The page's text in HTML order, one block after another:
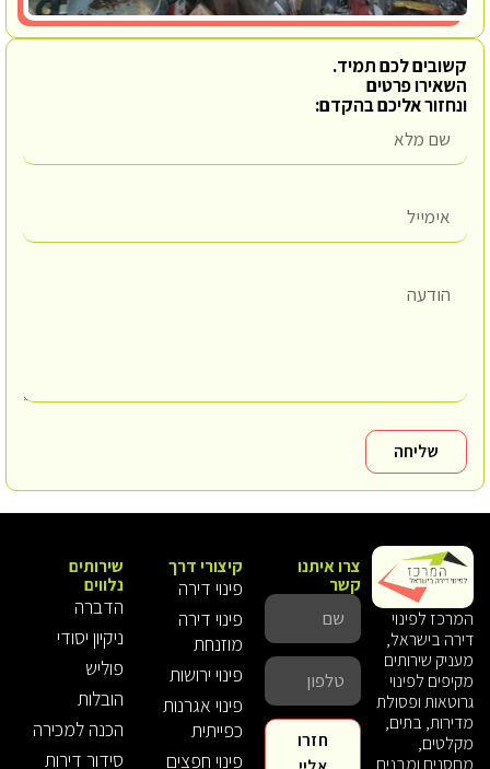
קשובים לכם תמיד.
השאירו פרטים
ונחזור אליכם בהקדם:
שליחה
המרכז לפינוי
דירה בישראל,
מעניק שירותים
מקיפים לפינוי
גרוטאות ופסולת
מדירות, בתים,
מקלטים,
מחסנים ומבנים
קיצורי דרך
פינוי דירה
פינוי דירה
מוזנחת
פינוי ירושות
פינוי אגרנות
כפייתית
פינוי חפצים
שירותים
נלווים
הדברה
ניקיון יסודי
פוליש
הובלות
הכנה למכירה
סידור דירות
צרו איתנו
קשר
חזרו